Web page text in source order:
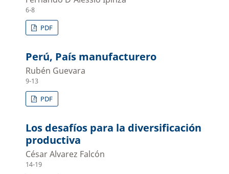
6-8
PDF
Perú, País manufacturero
Rubén Guevara
9-13
PDF
Los desafíos para la diversificación
productiva
César Alvarez Falcón
14-19